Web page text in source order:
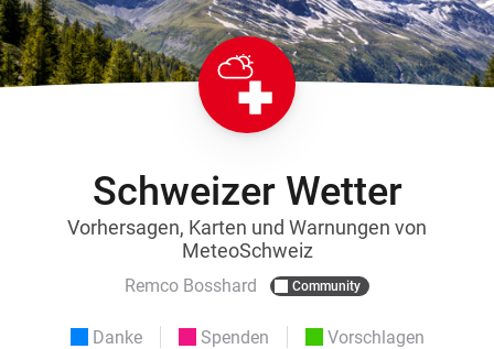
Schweizer Wetter
Vorhersagen, Karten und Warnungen von
MeteoSchweiz
Remco Bosshard Community
Danke Spenden Vorschlagen